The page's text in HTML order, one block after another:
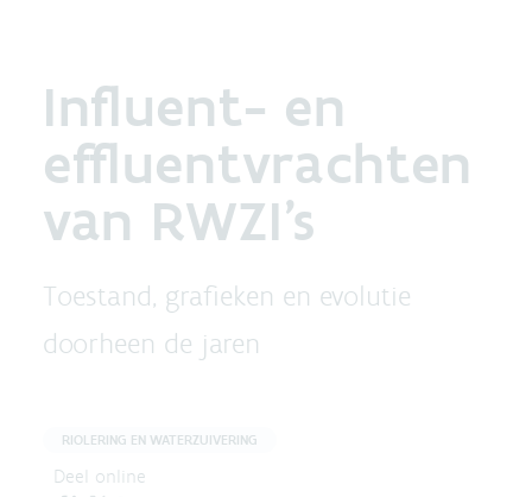
Influent- en
effluentvrachten
van RWZI's
Toestand, grafieken en evolutie
doorheen de jaren
RIOLERING EN WATERZUIVERING
Deel online